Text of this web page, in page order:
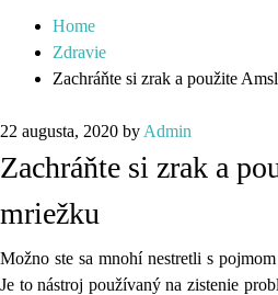
Home
Zdravie
Zachráňte si zrak a použite
22 augusta, 2020 by Admin
Zachráňte si zrak a
mriežku
Možno ste sa mnohí nestretli s
Je to nástroj používaný na zistenie